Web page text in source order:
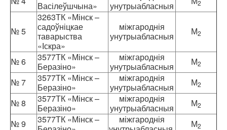
Васілеўшчына»
унутрыабласныя
2
№ 5
3263ТК «Мінск –
садоўніцкае
таварыства
«Іскра»
міжгароднія
унутрыабласныя
М2
№ 6
3577ТК «Мінск –
Беразіно»
міжгароднія
унутрыабласныя
М2
№ 7
3577ТК «Мінск –
Беразіно»
міжгароднія
унутрыабласныя
М2
№ 8
3577ТК «Мінск –
Беразіно»
міжгароднія
унутрыабласныя
М2
№ 9
3577ТК «Мінск –
міжгароднія
М2